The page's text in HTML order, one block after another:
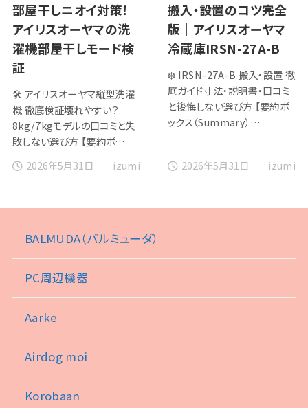
部屋干しニオイ対策！
アイリスオーヤマの洗
濯機部屋干しモード検
証
🛠️ アイリスオーヤマ縦型洗濯
機 徹底検証壊れやすい？
8kg/7kgモデルの口コミと失
敗しない選び方 【要約ボ…
2026年5月31日
izumi
搬入・設置のコツ完全
版｜アイリスオーヤマ
冷蔵庫IRSN-27A-B
❄️ IRSN-27A-B 搬入・設置 徹
底ガイド寸法・説明書・口コミ
と後悔しない選び方 【要約ボ
ックス（Summary）…
2026年5月31日 izumi
BALMUDA（バルミューダ）
PC周辺機器
Aarke
Airdog moi
Korobaan